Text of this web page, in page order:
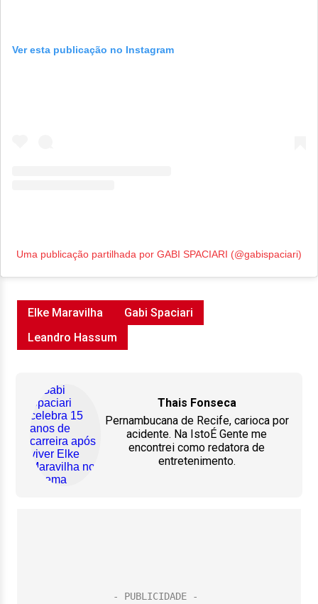
Ver esta publicação no Instagram
Uma publicação partilhada por GABI SPACIARI (@gabispaciari)
Elke Maravilha
Gabi Spaciari
Leandro Hassum
Thais Fonseca
Pernambucana de Recife, carioca por
acidente. Na IstoÉ Gente me
encontrei como redatora de
entretenimento.